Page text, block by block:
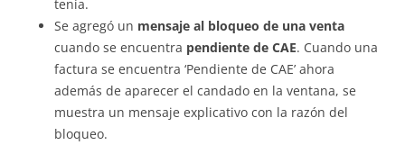
tenía.
Se agregó un mensaje al bloqueo de una venta
cuando se encuentra pendiente de CAE. Cuando una
factura se encuentra ‘Pendiente de CAE’ ahora
además de aparecer el candado en la ventana, se
muestra un mensaje explicativo con la razón del
bloqueo.